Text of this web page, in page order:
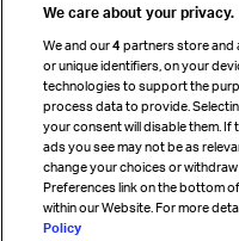
Cargo agency program
Strategic partnerships
Sign up for IATA news
We care about your privacy.
We and our4 partners store and
or unique identifiers, on your
technologies to support the
process data to provide.
your consent will disable them.
ads you see may not be as
change your choices or
Preferences link on the bottom
within our Website. For more
Policy